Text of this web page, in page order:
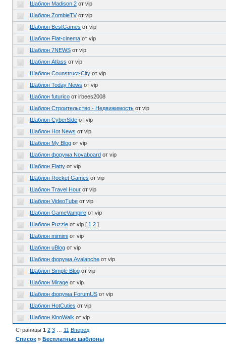
Шаблон Madison 2 от vip
Шаблон ZombieTV от vip
Шаблон BestGames от vip
Шаблон Flat-cinema от vip
Шаблон 7NEWS от vip
Шаблон Atlass от vip
Шаблон Counstruct-City от vip
Шаблон Today News от vip
Шаблон futurico от irbees2008
Шаблон Строительство - Недвижимость от vip
Шаблон CyberSide от vip
Шаблон Hot News от vip
Шаблон My Blog от vip
Шаблон форума Novaboard от vip
Шаблон Flatty от vip
Шаблон Rocket Games от vip
Шаблон Travel Hour от vip
Шаблон VideoTube от vip
Шаблон GameVampire от vip
Шаблон Puzzle от vip [ 1 2]
Шаблон mimimi от vip
Шаблон uBlog от vip
Шаблон форума Avalanche от vip
Шаблон Simple Blog от vip
Шаблон Mirage от vip
Шаблон форума ForumUS от vip
Шаблон HotCuties от vip
Шаблон KinoWalk от vip
Страницы 1 2 3 11 Вперед
Список » Бесплатные шаблоны